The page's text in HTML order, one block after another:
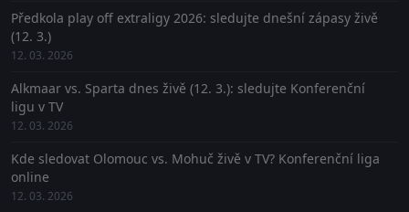
Předkola play off extraligy 2026: sledujte dnešní zápasy živě
(12. 3.)
12. 03. 2026
Alkmaar vs. Sparta dnes živě (12. 3.): sledujte Konferenční
ligu v TV
12. 03. 2026
Kde sledovat Olomouc vs. Mohuč živě v TV? Konferenční liga
online
12. 03. 2026